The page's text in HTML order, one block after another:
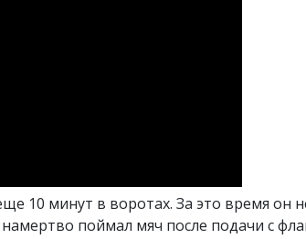
10 минут в воротах. За это время он
поймал мяч после подачи с